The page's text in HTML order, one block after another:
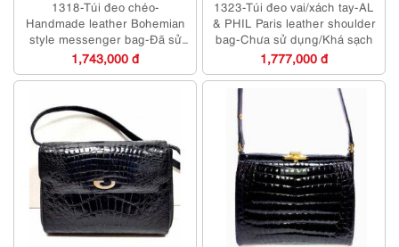
1318-Túi đeo chéo-
Handmade leather Bohemian
style messenger bag-Đã sử
dụng/Khá sạch
1,743,000 đ
1323-Túi đeo vai/xách tay-AL
& PHIL Paris leather shoulder
bag-Chưa sử dụng/Khá sạch
1,777,000 đ